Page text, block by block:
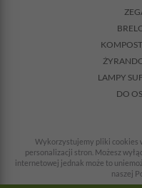
LAMPY
DO
Wykorzystujemy pliki cookies
personalizacji stron. Możesz
internetowej jednak może to
naszej